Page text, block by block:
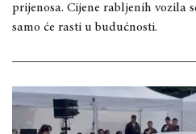
prijenosa. Cijene rabljenih vozila
samo će rasti u budućnosti.